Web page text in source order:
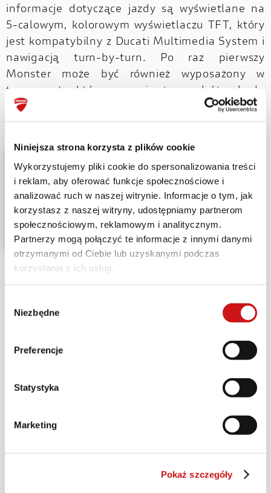
Niniejsza strona korzysta z plików cookie
Wykorzystujemy pliki cookie do spersonalizowania treści
i reklam, aby oferować funkcje społecznościowe i
analizować ruch w naszej witrynie. Informacje o tym, jak
korzystasz z naszej witryny, udostępniamy partnerom
społecznościowym, reklamowym i analitycznym.
Partnerzy mogą połączyć te informacje z innymi danymi
otrzymanymi od Ciebie lub uzyskanymi podczas
korzystania z ich usług.
zgody
Niezbędne
Preferencje
Statystyka
Marketing
Pokaż szczegóły
informacje dotyczące jazdy są wyświetlane na
5-calowym, kolorowym wyświetlaczu TFT, który
jest kompatybilny z Ducati Multimedia System i
nawigacją turn-by-turn. Po raz pierwszy
Monster może być również wyposażony w
tempomat, który sprawi, że podróże będą
bardziej relaksujące.
Intuicyjny i przyjemny w prowadzeniu Monster
przycisku dzięki czterem trybom jazdy,
ulepszyć jazdę w każdej sytuacji. Mniej
doświadczeni motocykliści i ci, którzy używają
Monstera głównie do jazdy po mieście, łatwiej i
szybciej nabiorą pewności siebie za kierownicą
idealnym na krętych, górskich drogach. Mogą